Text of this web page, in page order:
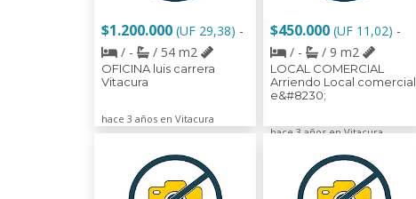
$1.200.000 (UF 29,38) -
/ -
/ 54 m2
OFICINA luis carrera
Vitacura
hace 3 años en Vitacura
$450.000 (UF 11,02) -
/ -
/ 9 m2
LOCAL COMERCIAL
Arriendo Local comercial
e&#8230;
hace 3 años en Vitacura